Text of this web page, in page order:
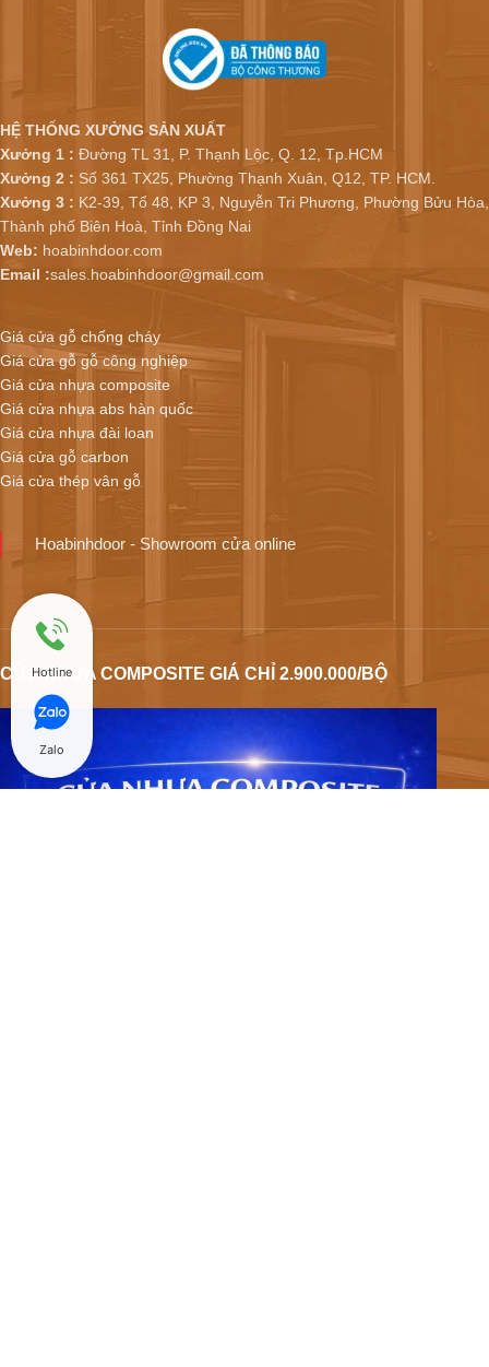
HỆ THỐNG XƯỞNG SẢN XUẤT
Xưởng 1 : Đường TL 31, P. Thạnh Lộc, Q. 12, Tp.HCM
Xưởng 2 : Số 361 TX25, Phường Thạnh Xuân, Q12, TP. HCM.
Xưởng 3 : K2-39, Tổ 48, KP 3, Nguyễn Tri Phương, Phường Bửu Hòa,
Thành phố Biên Hoà, Tỉnh Đồng Nai
Web: hoabinhdoor.com
Email :sales.hoabinhdoor@gmail.com
Giá cửa gỗ chống cháy
Giá cửa gỗ gỗ công nghiệp
Giá cửa nhựa composite
Giá cửa nhựa abs hàn quốc
Giá cửa nhựa đài loan
Giá cửa gỗ carbon
Giá cửa thép vân gỗ
Hoabinhdoor - Showroom cửa online
CỬA NHỰA COMPOSITE GIÁ CHỈ 2.900.000/BỘ
Hotline
Zalo